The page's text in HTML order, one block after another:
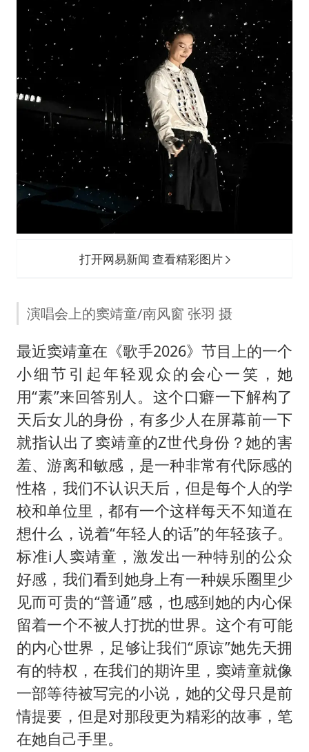
打开网易新闻 查看精彩图片
演唱会上的窦靖童/南风窗 张羽 摄
最近窦靖童在《歌手2026》节目上的一个
小细节引起年轻观众的会心一笑，她
用“素”来回答别人。这个口癖一下解构了
天后女儿的身份，有多少人在屏幕前一下
就指认出了窦靖童的Z世代身份？她的害
羞、游离和敏感，是一种非常有代际感的
性格，我们不认识天后，但是每个人的学
校和单位里，都有一个这样每天不知道在
想什么，说着“年轻人的话”的年轻孩子。
标准i人窦靖童，激发出一种特别的公众
好感，我们看到她身上有一种娱乐圈里少
见而可贵的“普通”感，也感到她的内心保
留着一个不被人打扰的世界。这个有可能
的内心世界，足够让我们“原谅”她先天拥
有的特权，在我们的期许里，窦靖童就像
一部等待被写完的小说，她的父母只是前
情提要，但是对那段更为精彩的故事，笔
在她自己手里。